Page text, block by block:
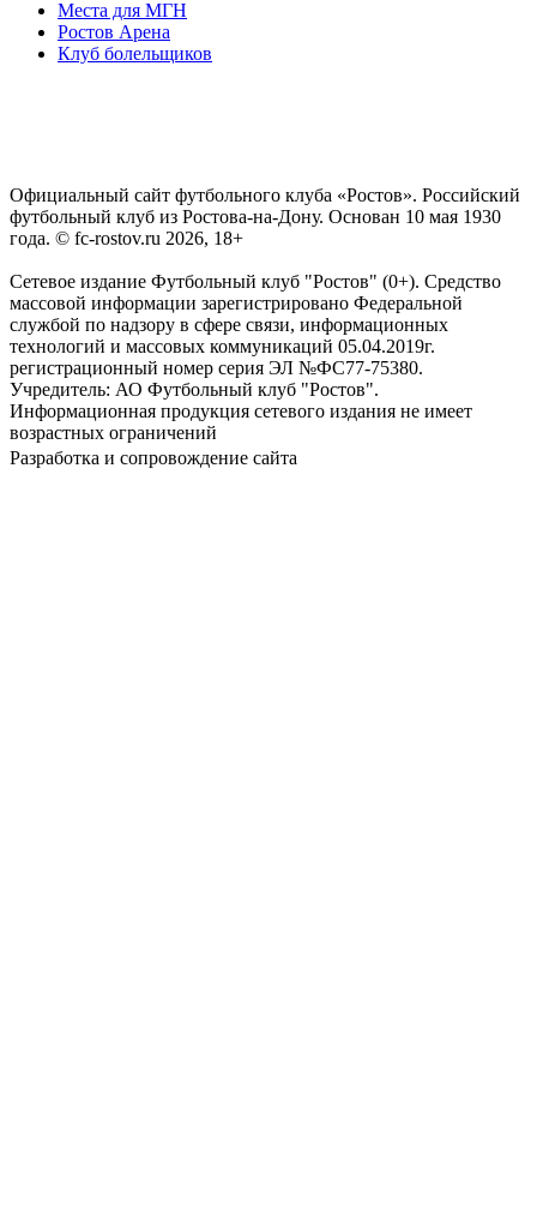
Места для МГН
Ростов Арена
Клуб болельщиков
Официальный сайт футбольного клуба «Ростов». Российский
футбольный клуб из Ростова-на-Дону. Основан 10 мая 1930
года. © fc-rostov.ru 2026, 18+
Сетевое издание Футбольный клуб "Ростов" (0+). Средство
массовой информации зарегистрировано Федеральной
службой по надзору в сфере связи, информационных
технологий и массовых коммуникаций 05.04.2019г.
регистрационный номер серия ЭЛ №ФС77-75380.
Учредитель: АО Футбольный клуб "Ростов".
Информационная продукция сетевого издания не имеет
возрастных ограничений
Разработка и сопровождение сайта